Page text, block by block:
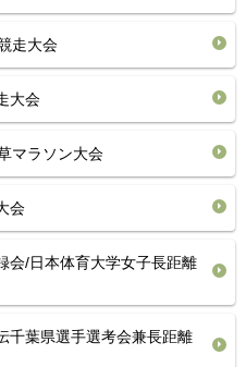
走大会
大会
マラソン大会
会
会/日本体育大学女子長距離
千葉県選手選考会兼長距離